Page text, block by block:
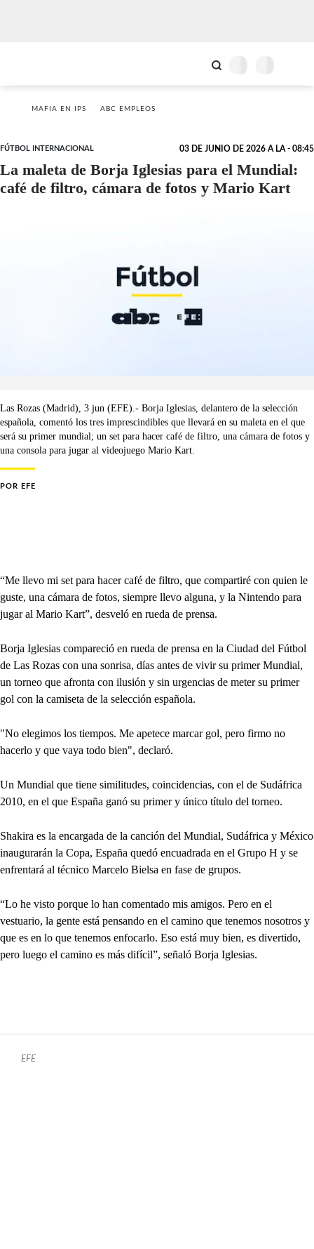
MAFIA EN IPS ABC EMPLEOS
FÚTBOL INTERNACIONAL 03 DE JUNIO DE 2026 A LA - 08:45
La maleta de Borja Iglesias para el Mundial:
café de filtro, cámara de fotos y Mario Kart
Las Rozas (Madrid), 3 jun (EFE).- Borja Iglesias, delantero de la selección
española, comentó los tres imprescindibles que llevará en su maleta en el que
será su primer mundial; un set para hacer café de filtro, una cámara de fotos y
una consola para jugar al videojuego Mario Kart.
POR EFE
“Me llevo mi set para hacer café de filtro, que compartiré con quien le
guste, una cámara de fotos, siempre llevo alguna, y la Nintendo para
jugar al Mario Kart”, desveló en rueda de prensa.
Borja Iglesias compareció en rueda de prensa en la Ciudad del Fútbol
de Las Rozas con una sonrisa, días antes de vivir su primer Mundial,
un torneo que afronta con ilusión y sin urgencias de meter su primer
gol con la camiseta de la selección española.
"No elegimos los tiempos. Me apetece marcar gol, pero firmo no
hacerlo y que vaya todo bien", declaró.
Un Mundial que tiene similitudes, coincidencias, con el de Sudáfrica
2010, en el que España ganó su primer y único título del torneo.
Shakira es la encargada de la canción del Mundial, Sudáfrica y México
inaugurarán la Copa, España quedó encuadrada en el Grupo H y se
enfrentará al técnico Marcelo Bielsa en fase de grupos.
“Lo he visto porque lo han comentado mis amigos. Pero en el
vestuario, la gente está pensando en el camino que tenemos nosotros y
que es en lo que tenemos enfocarlo. Eso está muy bien, es divertido,
pero luego el camino es más difícil”, señaló Borja Iglesias.
EFE